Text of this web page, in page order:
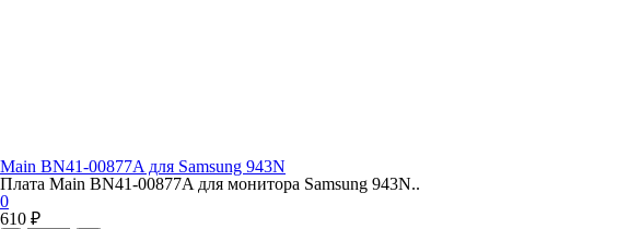
Main BN41-00877A для Samsung 943N
Плата Main BN41-00877A для монитора Samsung 943N..
0
610 ₽